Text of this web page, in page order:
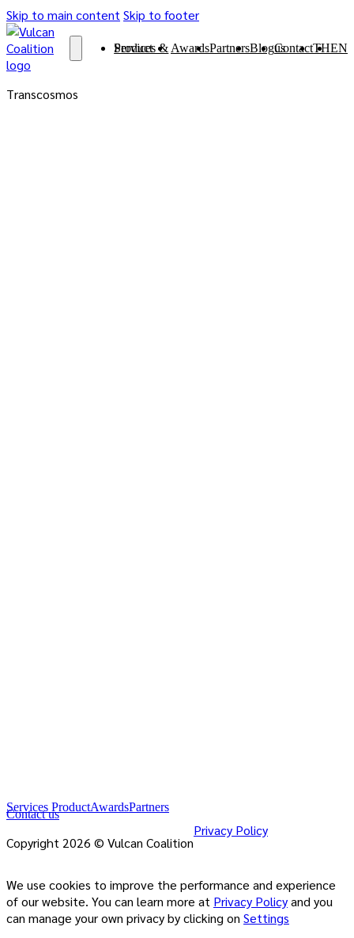
Skip to main content Skip to footer
Services & Product AwardsPartnersBlogContact us THEN
Transcosmos
Services ProductAwardsPartners
Contact us
Copyright 2026 © Vulcan Coalition
Privacy Policy
We use cookies to improve the performance and experience
of our website. You can learn more at Privacy Policyand you
can manage your own privacy by clicking on Settings